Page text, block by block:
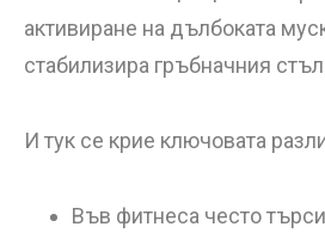
активиране на дълбоката
стабилизира гръбначния
И тук се крие ключовата
Във фитнеса често